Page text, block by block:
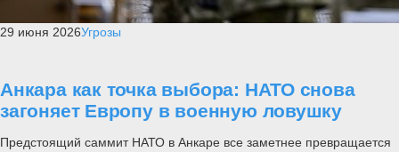
29 июня 2026Угрозы
Анкара как точка выбора: НАТО снова
загоняет Европу в военную ловушку
Предстоящий саммит НАТО в Анкаре все заметнее превращается